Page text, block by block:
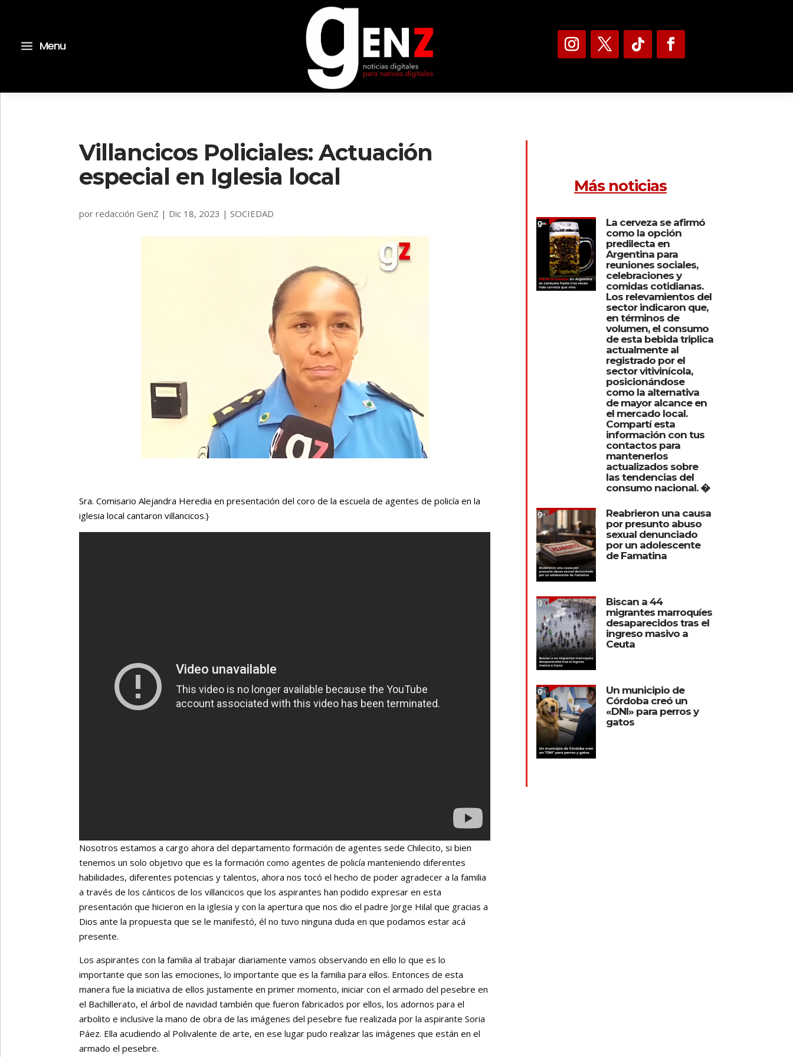
a Menu
Villancicos Policiales: Actuación
especial en Iglesia local
porredacción GenZ | Dic 18, 2023 |SOCIEDAD
Sra. Comisario Alejandra Heredia en presentación del coro de la escuela de agentes de policía en la
iglesia local cantaron villancicos.}
Nosotros estamos a cargo ahora del departamento formación de agentes sede Chilecito, si bien
tenemos un solo objetivo que es la formación como agentes de policía manteniendo diferentes
habilidades, diferentes potencias y talentos, ahora nos tocó el hecho de poder agradecer a la familia
a través de los cánticos de los villancicos que los aspirantes han podido expresar en esta
presentación que hicieron en la iglesia y con la apertura que nos dio el padre Jorge Hilal que gracias a
Dios ante la propuesta que se le manifestó, él no tuvo ninguna duda en que podamos estar acá
presente.
Los aspirantes con la familia al trabajar diariamente vamos observando en ello lo que es lo
importante que son las emociones, lo importante que es la familia para ellos. Entonces de esta
manera fue la iniciativa de ellos justamente en primer momento, iniciar con el armado del pesebre en
el Bachillerato, el árbol de navidad también que fueron fabricados por ellos, los adornos para el
arbolito e inclusive la mano de obra de las imágenes del pesebre fue realizada por la aspirante Soria
Páez. Ella acudiendo al Polivalente de arte, en ese lugar pudo realizar las imágenes que están en el
armado el pesebre.
Más noticias
La cerveza se afirmó
como la opción
predilecta en
Argentina para
reuniones sociales,
celebraciones y
comidas cotidianas.
Los relevamientos del
sector indicaron que,
en términos de
volumen, el consumo
de esta bebida triplica
actualmente al
registrado por el
sector vitivinícola,
posicionándose
como la alternativa
de mayor alcance en
el mercado local.
Compartí esta
información con tus
contactos para
mantenerlos
actualizados sobre
las tendencias del
consumo nacional. �
Reabrieron una causa
por presunto abuso
sexual denunciado
por un adolescente
de Famatina
Biscan a 44
migrantes marroquíes
desaparecidos tras el
ingreso masivo a
Ceuta
Un municipio de
Córdoba creó un
«DNI» para perros y
gatos